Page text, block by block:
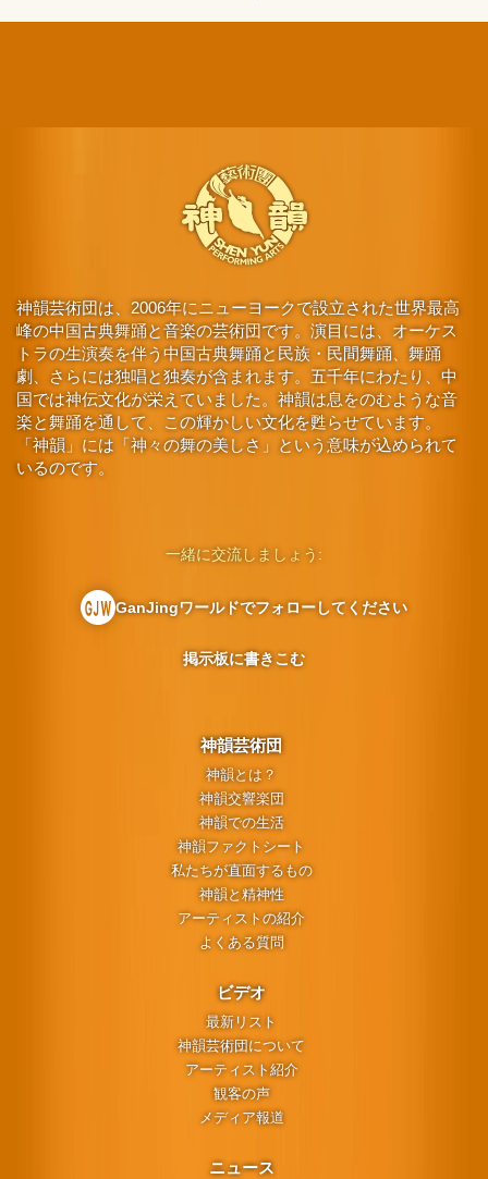
神韻芸術団は、2006年にニューヨークで設立された世界最高
峰の中国古典舞踊と音楽の芸術団です。演目には、オーケス
トラの生演奏を伴う中国古典舞踊と民族・民間舞踊、舞踊
劇、さらには独唱と独奏が含まれます。五千年にわたり、中
国では神伝文化が栄えていました。神韻は息をのむような音
楽と舞踊を通して、この輝かしい文化を甦らせています。
「神韻」には「神々の舞の美しさ」という意味が込められて
いるのです。
神韻芸術団
神韻とは？
神韻交響楽団
神韻での生活
神韻ファクトシート
私たちが直面するもの
神韻と精神性
アーティストの紹介
よくある質問
ビデオ
最新リスト
神韻芸術団について
アーティスト紹介
観客の声
メディア報道
ニュース
一緒に交流しましょう:
GanJingワールドでフォローしてください
掲示板に書きこむ